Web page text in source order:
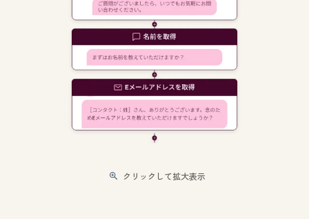
クリックして拡大表示